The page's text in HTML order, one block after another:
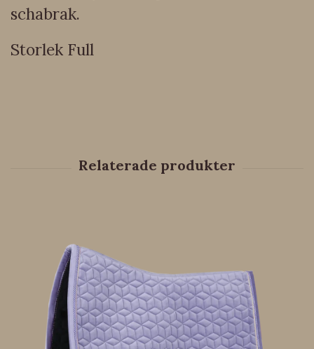
schabrak.
Storlek Full